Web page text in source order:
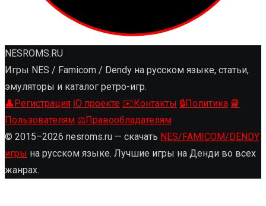
NESROMS.RU
Игры NES / Famicom / Dendy на русском языке, статьи,
эмуляторы и каталог ретро-игр.
👤Регистрация ℹ️О проекте ✉️Контакты 🔒Политика 📘
Пользователям ⚖️Правообладателям
© 2015–2026 nesroms.ru — скачать NES/FAMICOM/DENDY
игры на русском языке. Лучшие игры на Денди во всех
жанрах.